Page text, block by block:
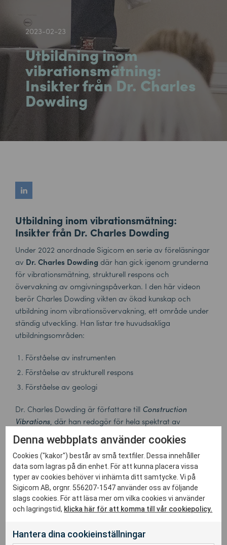
2023-02-23
Utbildning inom
vibrationsmätning:
Insikter från Dr. Charles
Dowding
Utbildning inom vibrationsmätning:
Insikter från Dr. Charles Dowding
Under 2022 anordnade Sigicom en serie av föreläsningar
av Dr. Charles Dowding där han gick igenom grunderna
för vibrationsmätning, strukturell respons och
övervakning av omgivningspåverkan. I den här videon
berör Charles Dowding vikten av ökad kunskap och
utbildning inom vibrationsövervakning, ett område under
ständig utveckling. Han listar tre huvudsakliga
utbildningsområden:
Förståelse av instrumenten
Förståelse av strukturell respons
Förståelse av geologi
Dr. Charles Dowding är författare till Construction
Vibrations, där han redogör för hela spektrat av
vibration orsakad av byggarbete och övrig
omgivningspåverkan. Han är även medförfattare till
Structure Response and Damage Produced by Ground
Vibration from Surface Mine Blasting (Report of
Investigations 8507).
Kontakta oss
anordnade av Sigicom? Kontakta oss på
Denna webbplats använder cookies
Cookies ("kakor") består av små textfiler. Dessa innehåller
data som lagras på din enhet. För att kunna placera vissa
typer av cookies behöver vi inhämta ditt samtycke. Vi på
Sigicom AB, orgnr. 556207-1547 använder oss av följande
slags cookies. För att läsa mer om vilka cookies vi använder
och lagringstid, klicka här för att komma till vår cookiepolicy.
Hantera dina cookieinställningar